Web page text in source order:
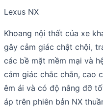
Lexus NX
Khoang nội thất của xe
gây cảm giác chật chội,
các bề mặt mềm mại và
cảm giác chắc chắn, cao
êm ái và có độ nâng đỡ
áp trên phiên bản NX